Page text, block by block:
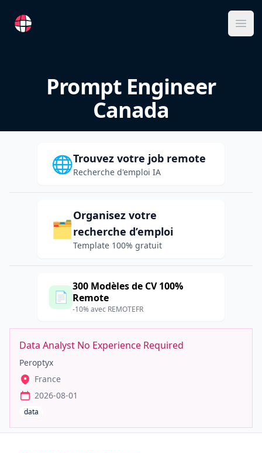
RemoteFR
Prompt Engineer
Canada
🌐Trouvez votre job remote
Recherche d'emploi IA
🗂️
Organisez votre
recherche d’emploi
Template 100% gratuit
📄
300 Modèles de CV 100%
Remote
-10% avec REMOTEFR
Data Analyst No Experience Required
Peroptyx
France
2026-08-01
data